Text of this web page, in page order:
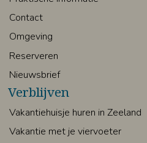
Contact
Omgeving
Reserveren
Nieuwsbrief
Verblijven
Vakantiehuisje huren in Zeeland
Vakantie met je viervoeter